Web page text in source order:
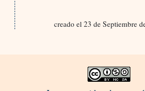
creado el 23 de Septiembre